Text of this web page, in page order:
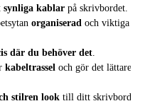
synliga kablar på skrivbordet.
organiserad och viktiga
där du behöver det.
kabeltrassel och gör det lättare
stilren look till ditt skrivbord.